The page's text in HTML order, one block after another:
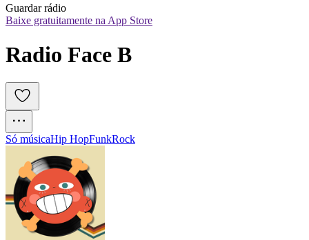
Guardar rádio
Baixe gratuitamente na App Store
Radio Face B
Só músicaHip HopFunkRock